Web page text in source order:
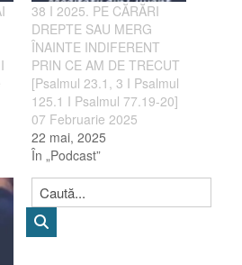
38 I 2025. PE CĂRĂRI
DREPTE SAU MERG
ÎNAINTE INDIFERENT
PRIN CE AM DE TRECUT
[Psalmul 23.1, 3 I Psalmul
125.1 I Psalmul 77.19-20]
07 Februarie 2025
22 mai, 2025
În „Podcast”